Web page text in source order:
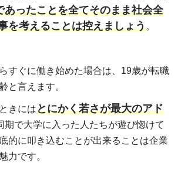
あったことを全てそのまま社会全
を考えることは控えましょう。
すぐに働き始めた場合は、19歳が転職
と言えます。
きにはとにかく若さが最大のアド
期で大学に入った人たちが遊び惚けて
的に叩き込むことが出来ることは企業
力です。